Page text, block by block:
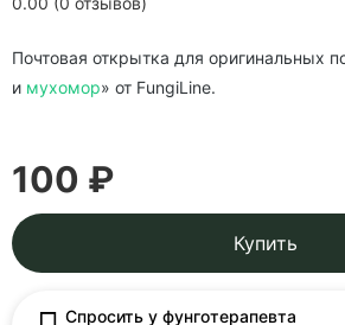
Почтовая открытка для оригинальных
и мухомор» от FungiLine.
100 ₽
Купить
Спросить у фунготерапевта